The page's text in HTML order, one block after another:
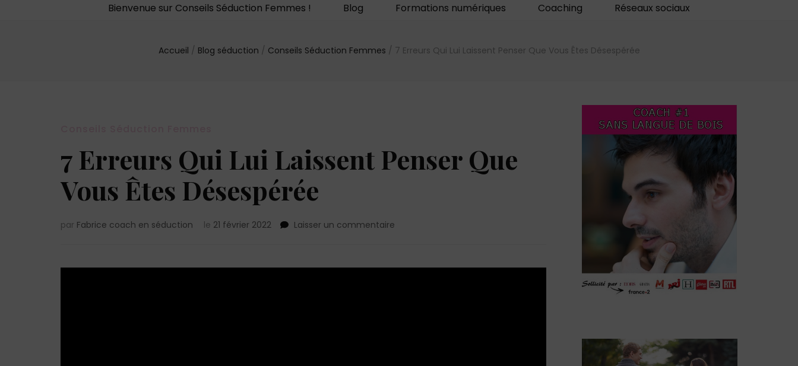
Bienvenue sur Conseils Séduction Femmes ! Blog Formations numériques Coaching Réseaux sociaux
Accueil / Blog séduction / Conseils Séduction Femmes / 7 Erreurs Qui Lui Laissent Penser Que Vous Êtes Désespérée
7 Erreurs Qui Lui Laissent Penser Que
Vous Êtes Désespérée
par Fabrice coach en séduction le 21 février 2022 Laisser un commentaire